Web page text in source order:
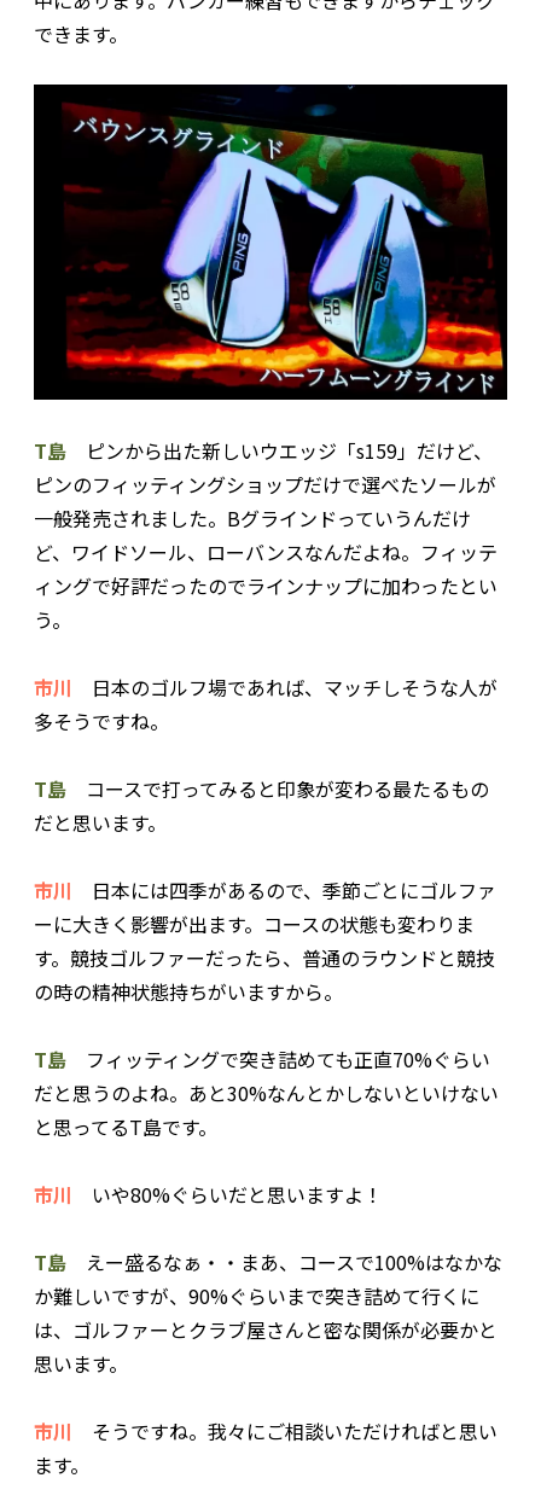
できます。
T島 ピンから出た新しいウエッジ「s159」だけど、
ピンのフィッティングショップだけで選べたソールが
一般発売されました。Bグラインドっていうんだけ
ど、ワイドソール、ローバンスなんだよね。フィッテ
ィングで好評だったのでラインナップに加わったとい
う。
市川 日本のゴルフ場であれば、マッチしそうな人が
多そうですね。
T島 コースで打ってみると印象が変わる最たるもの
だと思います。
市川 日本には四季があるので、季節ごとにゴルファ
ーに大きく影響が出ます。コースの状態も変わりま
す。競技ゴルファーだったら、普通のラウンドと競技
の時の精神状態持ちがいますから。
T島 フィッティングで突き詰めても正直70%ぐらい
だと思うのよね。あと30%なんとかしないといけない
と思ってるT島です。
市川 いや80%ぐらいだと思いますよ！
T島 えー盛るなぁ・・まあ、コースで100%はなかな
か難しいですが、90%ぐらいまで突き詰めて行くに
は、ゴルファーとクラブ屋さんと密な関係が必要かと
思います。
市川 そうですね。我々にご相談いただければと思い
ます。